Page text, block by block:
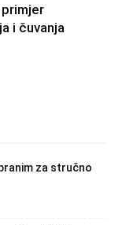
i čuvanja
za stručno